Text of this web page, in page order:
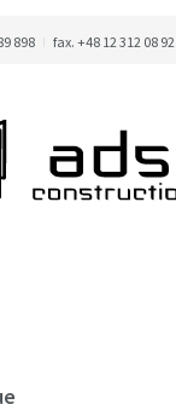
898 fax. +48 12 312 08 92